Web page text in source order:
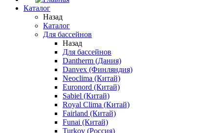
Каталог
Назад
Каталог
Для бассейнов
Назад
Для бассейнов
Dantherm (Дания)
Danvex (Финляндия)
Neoclima (Китай)
Euronord (Китай)
Sabiel (Китай)
Royal Clima (Китай)
Fairland (Китай)
Funai (Китай)
Turkov (Россия)